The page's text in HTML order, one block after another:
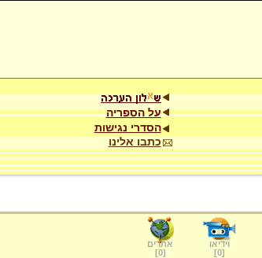
על הספריה
הסדרי נגישות
כתבו אלינו
וידיאו
[
0
]
אתרים
[
0
]